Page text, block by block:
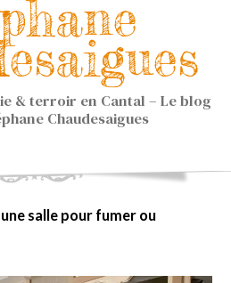
& terroir en Cantal – Le blog
Chaudesaigues
salle pour fumer ou